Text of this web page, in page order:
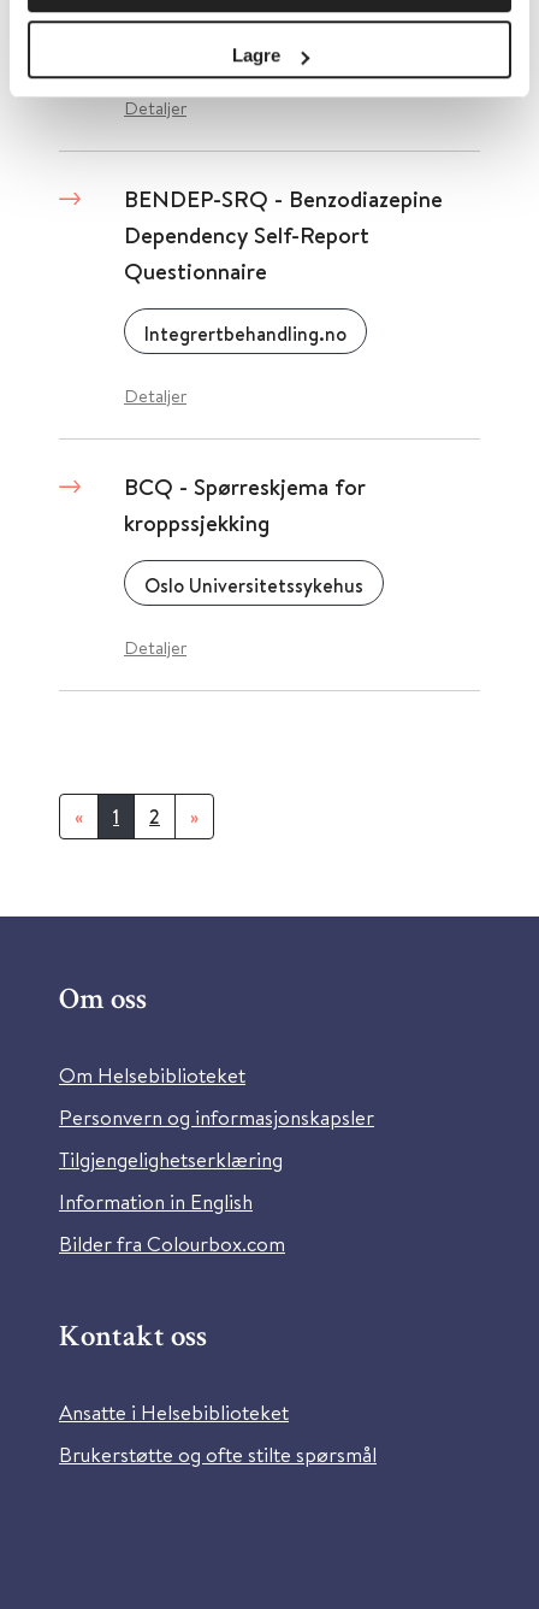
Lagre
Helse Bergen
Detaljer
BENDEP-SRQ - Benzodiazepine
Dependency Self-Report
Questionnaire
Integrertbehandling.no
Detaljer
BCQ - Spørreskjema for
kroppssjekking
Oslo Universitetssykehus
Detaljer
« 1 2 »
Om oss
Om Helsebiblioteket
Personvern og informasjonskapsler
Tilgjengelighetserklæring
Information in English
Bilder fra Colourbox.com
Kontakt oss
Ansatte i Helsebiblioteket
Brukerstøtte og ofte stilte spørsmål